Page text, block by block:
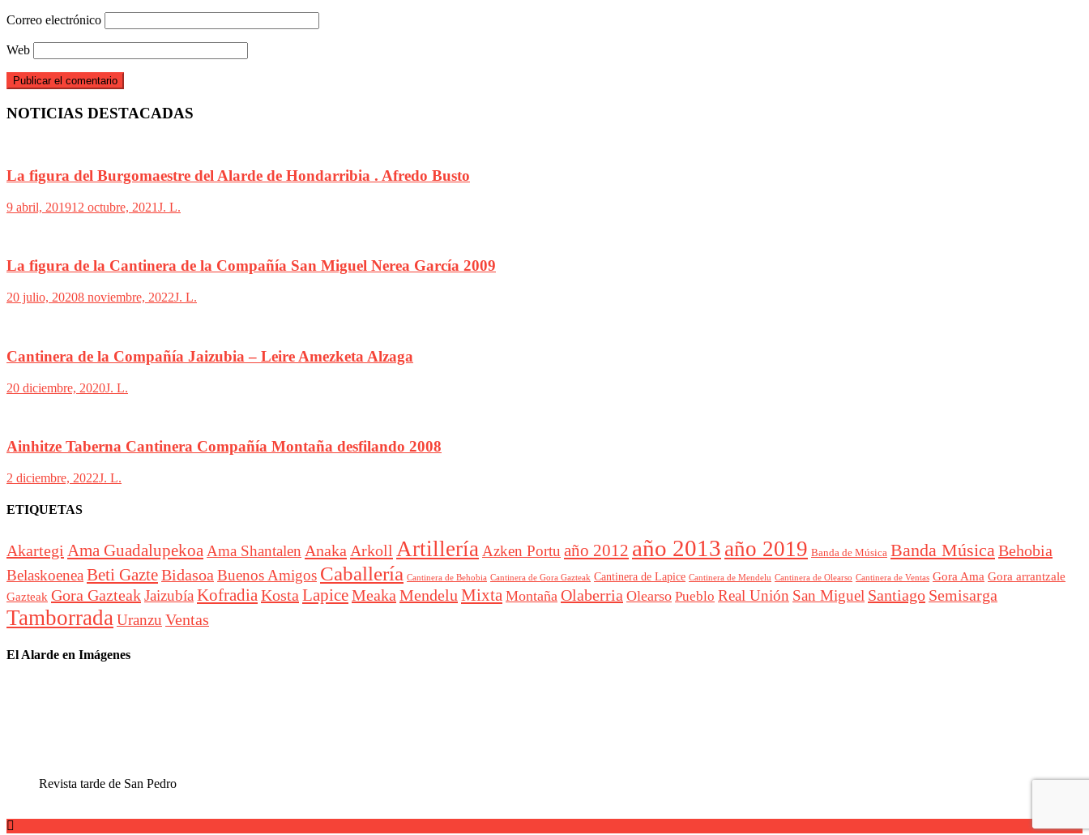
Correo electrónico
Web
NOTICIAS DESTACADAS
La figura del Burgomaestre del Alarde de Hondarribia . Afredo Busto
9 abril, 201912 octubre, 2021J. L.
La figura de la Cantinera de la Compañía San Miguel Nerea García 2009
20 julio, 20208 noviembre, 2022J. L.
Cantinera de la Compañía Jaizubia – Leire Amezketa Alzaga
20 diciembre, 2020J. L.
Ainhitze Taberna Cantinera Compañía Montaña desfilando 2008
2 diciembre, 2022J. L.
ETIQUETAS
Akartegi Ama Guadalupekoa Ama Shantalen Anaka Arkoll Artillería Azken Portu año 2012 año 2013 año 2019 Banda de Música Banda Música Behobia
Belaskoenea Beti GazteBidasoa Buenos Amigos Caballería Cantinera de Behobia Cantinera de Gora Gazteak Cantinera de Lapice Cantinera de Mendelu Cantinera de Olearso Cantinera de Ventas Gora Ama Gora arrantzale
Gazteak Gora GazteakJaizubía Kofradia Kosta LapiceMeaka Mendelu Mixta Montaña Olaberria Olearso Pueblo Real Unión San Miguel Santiago Semisarga
Tamborrada Uranzu Ventas
El Alarde en Imágenes
Revista tarde de San Pedro